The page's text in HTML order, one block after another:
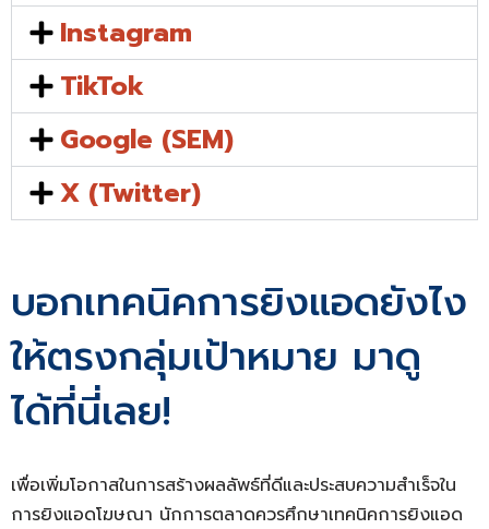
Instagram
TikTok
Google (SEM)
X (Twitter)
บอกเทคนิคการยิงแอดยังไง
ให้ตรงกลุ่มเป้าหมาย มาดู
ได้ที่นี่เลย!
เพื่อเพิ่มโอกาสในการสร้างผลลัพธ์ที่ดีและประสบความสำเร็จใน
การยิงแอดโฆษณา นักการตลาดควรศึกษาเทคนิคการยิงแอด